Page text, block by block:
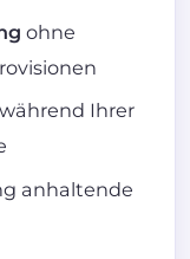
ohne
während Ihrer
anhaltende